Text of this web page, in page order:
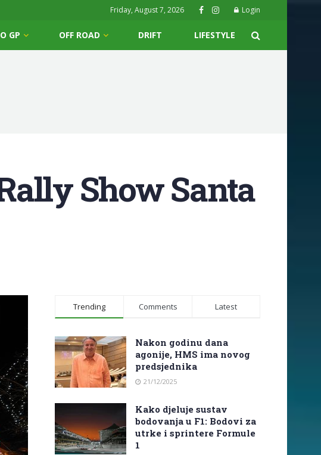
Friday, August 7, 2026 Login
GP OFF ROAD DRIFT LIFESTYLE
Show Santa
Trending Comments Latest
Nakon godinu dana
agonije, HMS ima novog
predsjednika
21/12/2025
Kako djeluje sustav
bodovanja u F1: Bodovi za
utrke i sprintere Formule
1